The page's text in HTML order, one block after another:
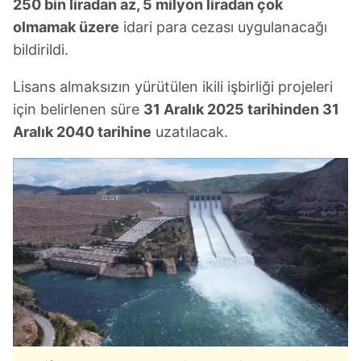
sınırlı olarak açık rızanız dahilinde kullanılacaktır.
Çerezlere ilişkin tercihlerinizi aşağıda yer alan panel
için Ayarlar butonuna tıklayabilir, Çerez Bilgilendirme
Metnimiziziyaret edebilirsiniz.
hazırlanmış Aydınlatma Metnimizi okumak ve sitemizde
ilgili mevzuata uygun olarak kullanılan çerezlerle ilgili bilgi
almak için lütfentıklayınız.
250 bin liradan az, 5 milyon liradan çok
olmamak üzere idari para cezası uygulanacağı
bildirildi.
Lisans almaksızın yürütülen ikili işbirliği projeleri
için belirlenen süre 31 Aralık 2025 tarihinden 31
Aralık 2040 tarihine uzatılacak.